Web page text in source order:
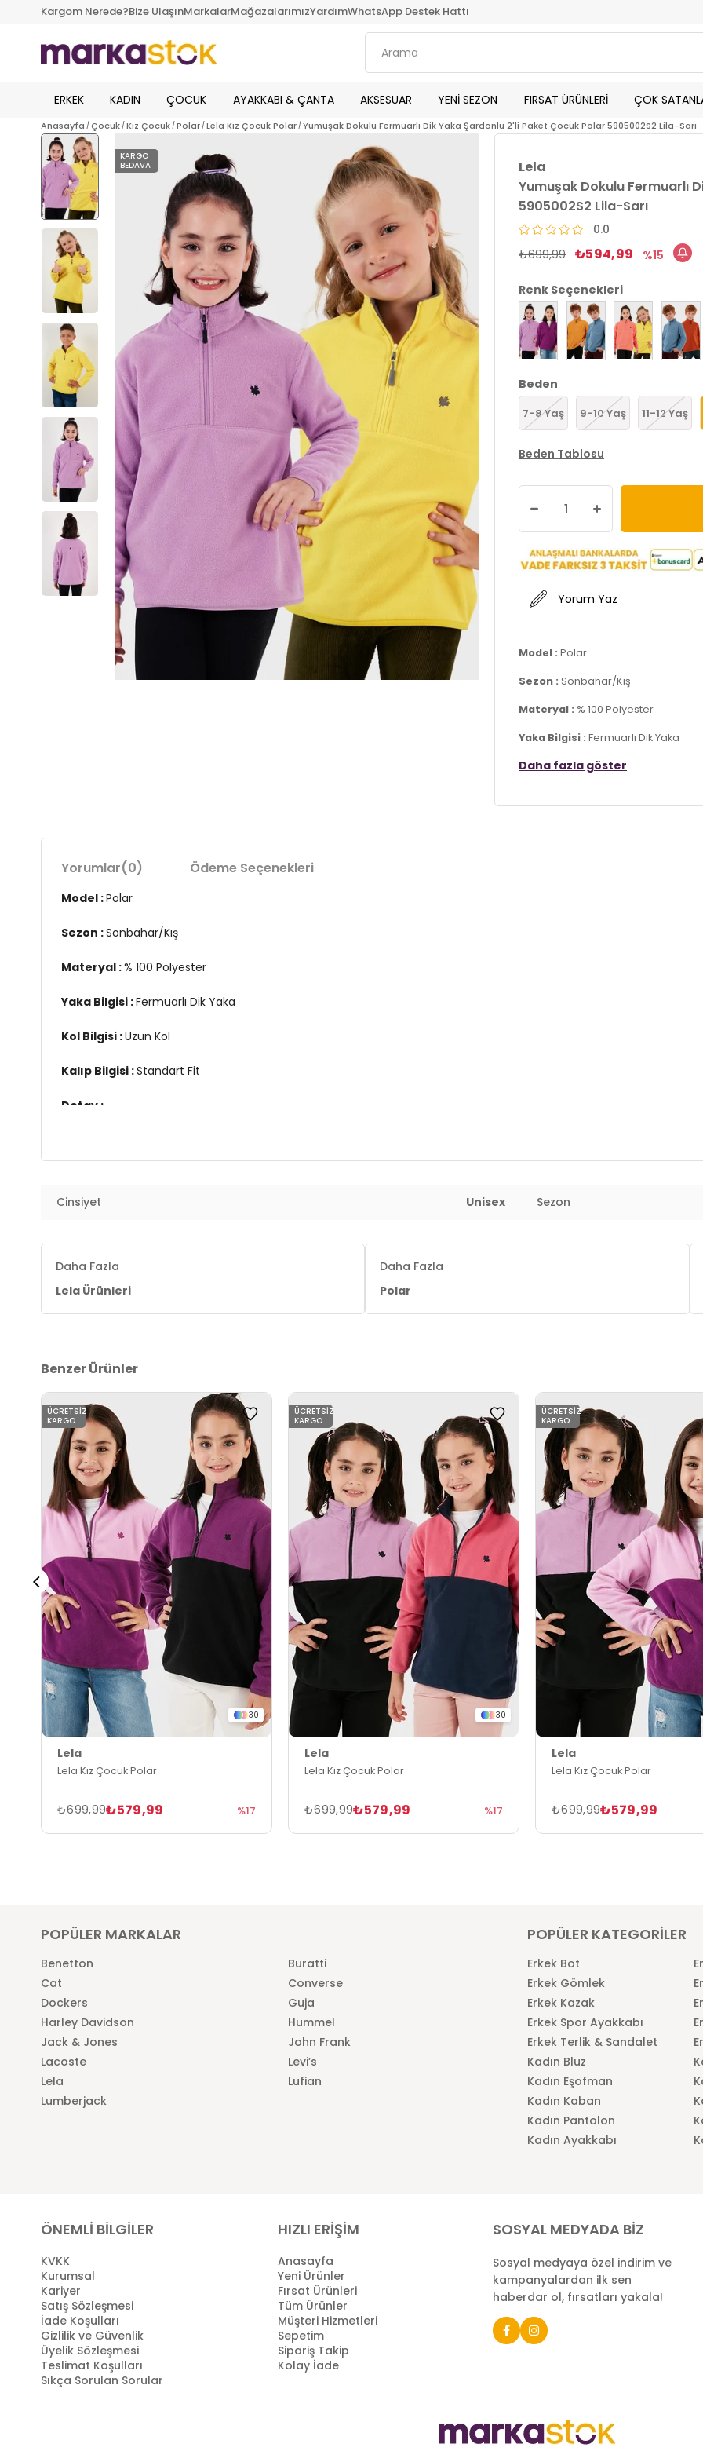
Kargom Nerede?Bize UlaşınMarkalarMağazalarımızYardımWhatsApp Destek Hattı
ERKEK KADIN ÇOCUK AYAKKABI & ÇANTA AKSESUAR YENİ SEZON FIRSAT ÜRÜNLERİ ÇOK
Anasayfa Çocuk Kız Çocuk Polar Lela Kız Çocuk Polar Yumuşak Dokulu Fermuarlı Dik Yaka Şardonlu 2'li Paket Çocuk Polar 5905002S2 Lila-Sarı
KARGO
BEDAVA
Lela
Yumuşak Dokulu Fermuarlı
5905002S2 Lila-Sarı
0.0
₺699,99 ₺594,99 15
Renk Seçenekleri
Beden
7-8 Yaş 9-10 Yaş 11-12 Yaş
Beden Tablosu
Yorum Yaz
Model : Polar
Sezon : Sonbahar/Kış
Materyal : % 100 Polyester
Yaka Bilgisi : Fermuarlı Dik Yaka
Kol Bilgisi :Uzun Kol
-Desensiz
Daha fazla göster
Yorumlar(0) Ödeme Seçenekleri
Model :Polar
Sezon :Sonbahar/Kış
Materyal :% 100 Polyester
Yaka Bilgisi :Fermuarlı Dik Yaka
Kol Bilgisi :Uzun Kol
Kalıp Bilgisi :Standart Fit
Detay :
-Manken 9-10 yaş giymektedir
7DS45905002S2.4107
Cinsiyet Unisex Sezon
Daha Fazla
Lela Ürünleri
Daha Fazla
Polar
Benzer Ürünler
30
Lela
Lela Kız Çocuk Polar
₺579,99
₺699,99 %17
ÜCRETSIZ
KARGO
30
Lela
Lela Kız Çocuk Polar
₺579,99
₺699,99 %17
ÜCRETSIZ
KARGO
Lela
Lela Kız Çocuk Polar
₺579,99
₺699,99
ÜCRETSIZ
KARGO
POPÜLER MARKALAR
Benetton
Buratti
Cat
Converse
Dockers
Guja
Harley Davidson
Hummel
Jack & Jones
John Frank
Lacoste
Levi’s
Lela
Lufian
Lumberjack
POPÜLER KATEGORİLER
Erkek Bot
Erkek Gömlek
Erkek Kazak
Erkek Spor Ayakkabı
Erkek Terlik & Sandalet
Kadın Bluz
Kadın Eşofman
Kadın Kaban
Kadın Pantolon
Kadın Ayakkabı
ÖNEMLİ BİLGİLER
KVKK
Kurumsal
Kariyer
Satış Sözleşmesi
İade Koşulları
Gizlilik ve Güvenlik
Üyelik Sözleşmesi
Teslimat Koşulları
Sıkça Sorulan Sorular
HIZLI ERİŞİM
Anasayfa
Yeni Ürünler
Fırsat Ürünleri
Tüm Ürünler
Müşteri Hizmetleri
Sepetim
Sipariş Takip
Kolay İade
SOSYAL MEDYADA BİZ
Sosyal medyaya özel indirim ve
kampanyalardan ilk sen
haberdar ol, fırsatları yakala!